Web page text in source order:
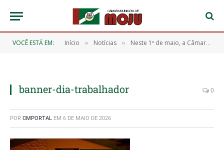
VOCÊ ESTÁ EM: Início » Notícias » Neste 1º de maio, a Câmara Municipal de Moju presta sua homenagem a cada trabalhador e trabalhadora
banner-dia-trabalhador 0
POR CMPORTAL EM 6 DE MAIO DE 2026